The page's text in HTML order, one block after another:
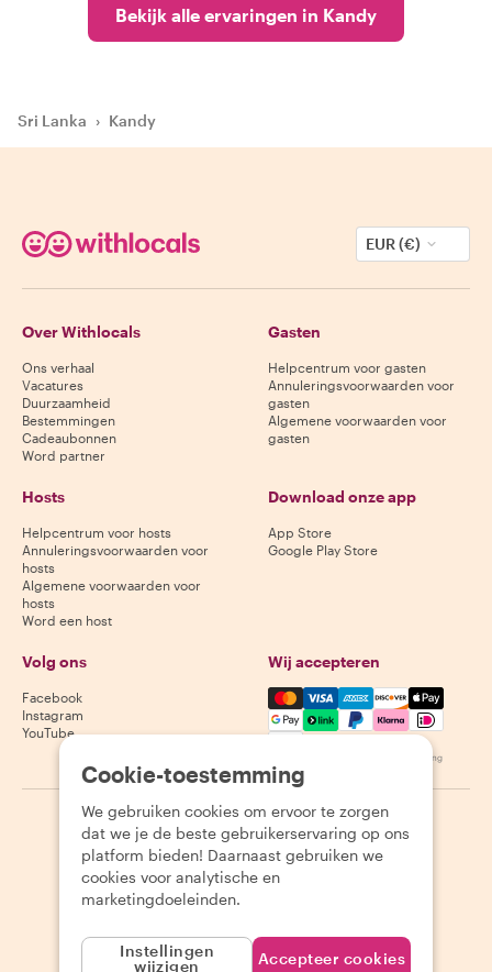
Bekijk alle ervaringen in Kandy
Sri Lanka › Kandy
EUR (€)
Over Withlocals
Ons verhaal
Vacatures
Duurzaamheid
Bestemmingen
Cadeaubonnen
Word partner
Gasten
Helpcentrum voor gasten
Annuleringsvoorwaarden voor
gasten
Algemene voorwaarden voor
gasten
Hosts
Helpcentrum voor hosts
Annuleringsvoorwaarden voor
hosts
Algemene voorwaarden voor
hosts
Word een host
Download onze app
App Store
Google Play Store
Volg ons
Facebook
Instagram
YouTube
Wij accepteren
Mastercard, Visa, Amex,
Beschikbaarheid varieert per bestemming
2026 Withlocals.com Privacybeleid Cookies
Cookie-toestemming
We gebruiken cookies om ervoor te zorgen
dat we je de beste gebruikerservaring op ons
platform bieden! Daarnaast gebruiken we
cookies voor analytische en
marketingdoeleinden.
Instellingen
wijzigen
Accepteer cookies